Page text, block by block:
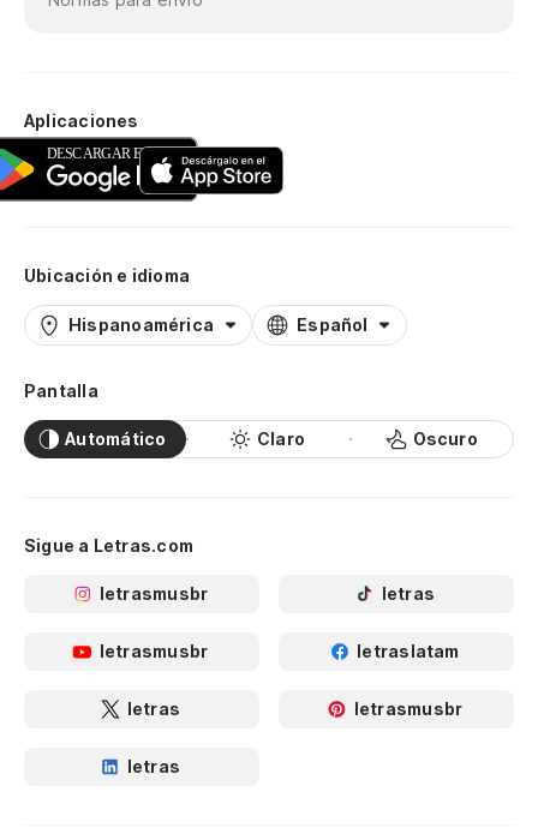
Aplicaciones
Ubicación e idioma
Hispanoamérica Español
Pantalla
Automático Claro Oscuro
Sigue a Letras.com
letrasmusbr letras
letrasmusbr letraslatam
letras letrasmusbr
letras